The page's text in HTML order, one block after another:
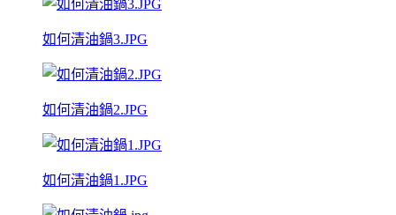
如何清油鍋3.JPG
如何清油鍋2.JPG
如何清油鍋1.JPG